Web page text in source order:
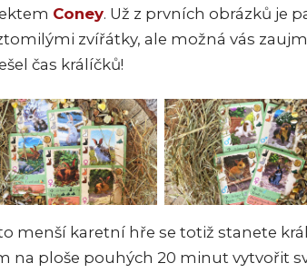
Coney. Už z prvních obrázků je
zvířátky, ale možná vás
čas králíčků!
menší karetní hře se totiž stanete
na ploše pouhých 20 minut vytvořit